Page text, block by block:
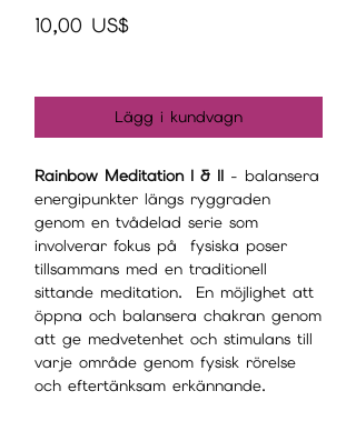
10,00 US$Pris
Lägg i kundvagn
Rainbow Meditation I & II - balansera
energipunkter längs ryggraden
genom en tvådelad serie som
involverar fokus på fysiska poser
tillsammans med en traditionell
sittande meditation. En möjlighet att
öppna och balansera chakran genom
att ge medvetenhet och stimulans till
varje område genom fysisk rörelse
och eftertänksam erkännande.